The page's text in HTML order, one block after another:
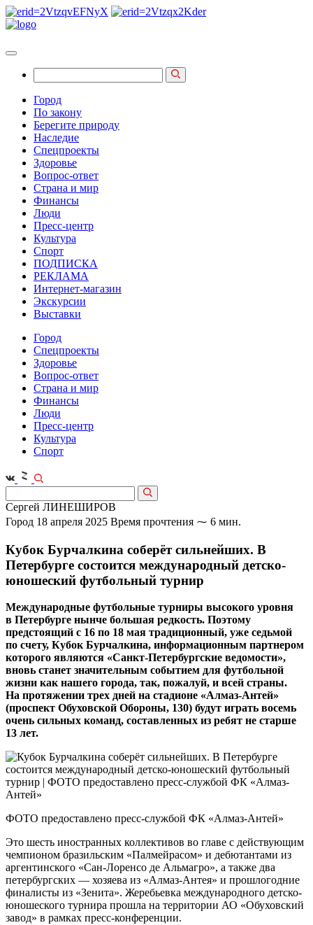
Город
По закону
Берегите природу
Наследие
Спецпроекты
Здоровье
Вопрос-ответ
Страна и мир
Финансы
Люди
Пресс-центр
Культура
Спорт
ПОДПИСКА
РЕКЛАМА
Интернет-магазин
Экскурсии
Выставки
Город
Спецпроекты
Здоровье
Вопрос-ответ
Страна и мир
Финансы
Люди
Пресс-центр
Культура
Спорт
Сергей ЛИНЕШИРОВ
Город 18 апреля 2025 Время прочтения ⁓ 6 мин.
Кубок Бурчалкина соберёт сильнейших. В
Петербурге состоится международный детско-
юношеский футбольный турнир
Международные футбольные турниры высокого уровня
в Петербурге нынче большая редкость. Поэтому
предстоящий с 16 по 18 мая традиционный, уже седьмой
по счету, Кубок Бурчалкина, информационным партнером
которого являются «Санкт-Петербургские ведомости»,
вновь станет значительным событием для футбольной
жизни как нашего города, так, пожалуй, и всей страны.
На протяжении трех дней на стадионе «Алмаз-Антей»
(проспект Обуховской Обороны, 130) будут играть восемь
очень сильных команд, составленных из ребят не старше
13 лет.
ФОТО предоставлено пресс-службой ФК «Алмаз-Антей»
Это шесть иностранных коллективов во главе с действующим
чемпионом бразильским «Палмейрасом» и дебютантами из
аргентинского «Сан-Лоренсо де Альмагро», а также два
петербургских — хозяева из «Алмаз-Антея» и прошлогодние
финалисты из «Зенита». Жеребьевка международного детско-
юношеского турнира прошла на территории АО «Обуховский
завод» в рамках пресс-конференции.